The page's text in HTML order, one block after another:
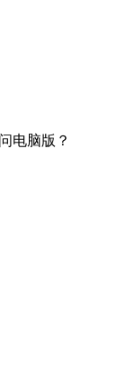
电脑版？